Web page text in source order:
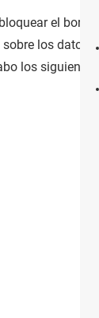
el
los datos
los siguientes